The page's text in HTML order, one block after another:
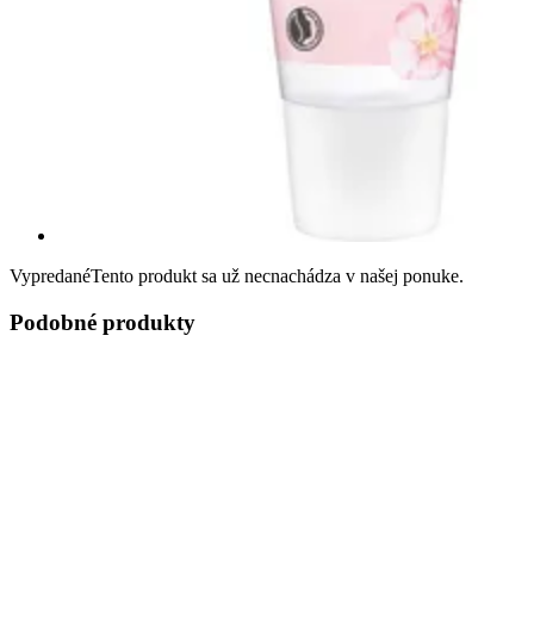
VypredanéTento produkt sa už necnachádza v našej ponuke.
Podobné produkty